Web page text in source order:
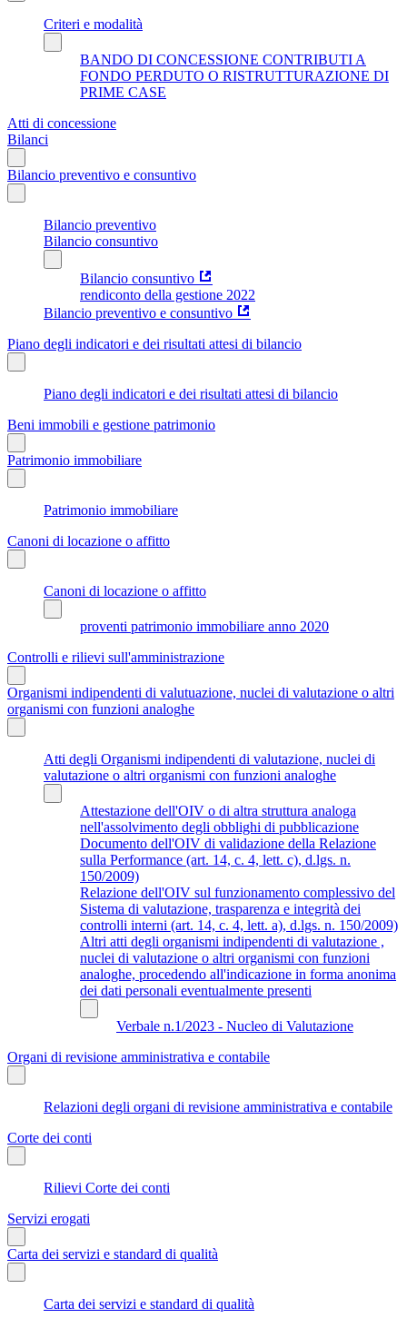
Criteri e modalità
BANDO DI CONCESSIONE CONTRIBUTI A
FONDO PERDUTO O RISTRUTTURAZIONE DI
PRIME CASE
Atti di concessione
Bilanci
Bilancio preventivo e consuntivo
Bilancio preventivo
Bilancio consuntivo
Bilancio consuntivo
rendiconto della gestione 2022
Bilancio preventivo e consuntivo
Piano degli indicatori e dei risultati attesi di bilancio
Piano degli indicatori e dei risultati attesi di bilancio
Beni immobili e gestione patrimonio
Patrimonio immobiliare
Patrimonio immobiliare
Canoni di locazione o affitto
Canoni di locazione o affitto
proventi patrimonio immobiliare anno 2020
Controlli e rilievi sull'amministrazione
Organismi indipendenti di valutuazione, nuclei di valutazione o altri
organismi con funzioni analoghe
Atti degli Organismi indipendenti di valutazione, nuclei di
valutazione o altri organismi con funzioni analoghe
Attestazione dell'OIV o di altra struttura analoga
nell'assolvimento degli obblighi di pubblicazione
Documento dell'OIV di validazione della Relazione
sulla Performance (art. 14, c. 4, lett. c), d.lgs. n.
150/2009)
Relazione dell'OIV sul funzionamento complessivo del
Sistema di valutazione, trasparenza e integrità dei
controlli interni (art. 14, c. 4, lett. a), d.lgs. n. 150/2009)
Altri atti degli organismi indipendenti di valutazione ,
nuclei di valutazione o altri organismi con funzioni
analoghe, procedendo all'indicazione in forma anonima
dei dati personali eventualmente presenti
Verbale n.1/2023 - Nucleo di Valutazione
Organi di revisione amministrativa e contabile
Relazioni degli organi di revisione amministrativa e contabile
Corte dei conti
Rilievi Corte dei conti
Servizi erogati
Carta dei servizi e standard di qualità
Carta dei servizi e standard di qualità